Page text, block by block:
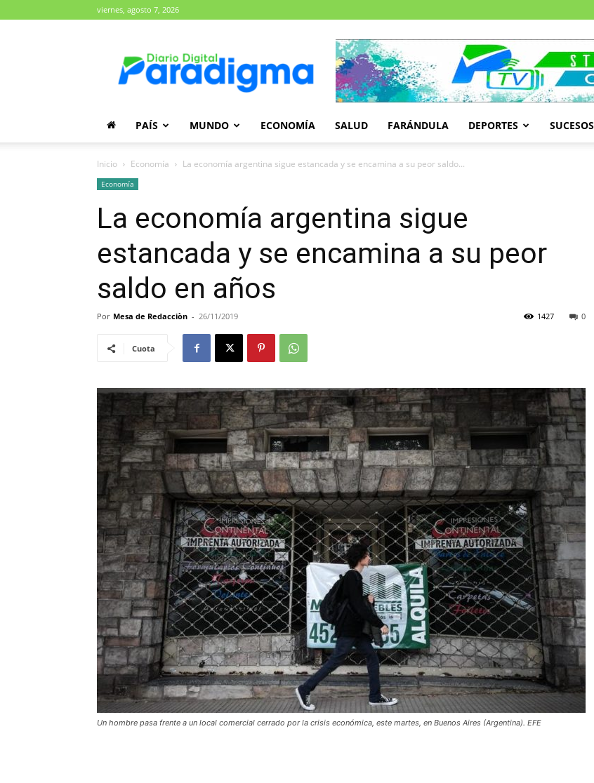
viernes, agosto 7, 2026
Paradigma
PAÍS MUNDO ECONOMÍA SALUD FARÁNDULA DEPORTES SUCESOS
Inicio Economía La economía argentina sigue estancada y se encamina a su peor saldo...
Economía
La economía argentina sigue
estancada y se encamina a su peor
saldo en años
Por Mesa de Redacciòn - 26/11/2019 0
1427
Cuota
Un hombre pasa frente a un local comercial cerrado por la crisis económica, este martes, en Buenos Aires (Argentina). EFE